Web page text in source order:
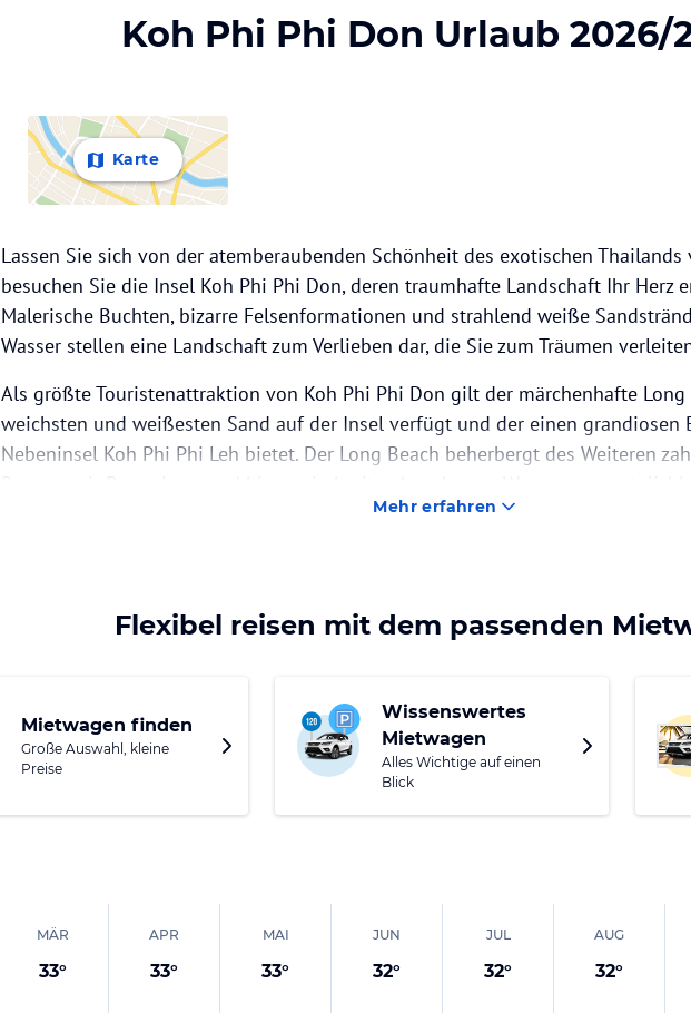
Koh Phi Phi Don Urlaub 2026/
Karte
Lassen Sie sich von der atemberaubenden Schönheit des exotischen Thailands
besuchen Sie die Insel Koh Phi Phi Don, deren traumhafte Landschaft Ihr Herz
Malerische Buchten, bizarre Felsenformationen und strahlend weiße
Wasser stellen eine Landschaft zum Verlieben dar, die Sie zum Träumen
Als größte Touristenattraktion von Koh Phi Phi Don gilt der märchenhafte Long
weichsten und weißesten Sand auf der Insel verfügt und der einen grandiosen
Nebeninsel Koh Phi Phi Leh bietet. Der Long Beach beherbergt des Weiteren
verfügt über viele luxuriöse und komfortable eingerichtete Wellnesshotels
Mehr erfahren
Flexibel reisen mit dem passenden
Mietwagen finden
Große Auswahl, kleine
Preise
Wissenswertes
Mietwagen
Alles Wichtige auf einen
Blick
MÄR
33°
APR
33°
MAI
33°
JUN
32°
JUL
32°
AUG
32°